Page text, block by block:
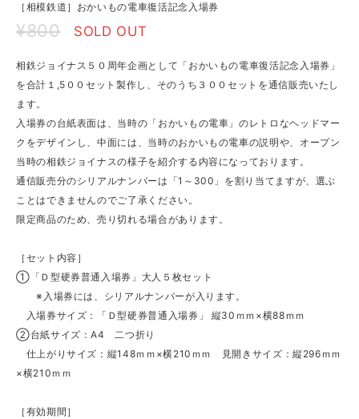
［相模鉄道］おかいもの電車復活記念入場券
¥800 SOLD OUT
相鉄ジョイナス５０周年企画として「おかいもの電車復活記念入場券」
を合計１,5００セット製作し、そのうち３００セットを通信販売いたし
ます。
入場券の台紙表面は、当時の「おかいもの電車」のレトロなヘッドマー
クをデザインし、中面には、当時のおかいもの電車の説明や、オープン
当時の相鉄ジョイナスの様子を紹介する内容になっております。
通信販売分のシリアルナンバーは「1～300」を割り当てますが、選ぶ
ことはできませんのでご了承ください。
限定商品のため、売り切れる場合があります。
［セット内容］
①「Ｄ型硬券普通入場券」大人５枚セット
※入場券には、シリアルナンバーが入ります。
入場券サイズ：「Ｄ型硬券普通入場券」 縦30ｍｍ×横88ｍｍ
②台紙サイズ：A4 二つ折り
仕上がりサイズ：縦148ｍｍ×横210ｍｍ 見開きサイズ：縦296ｍｍ
×横210ｍｍ
［有効期間］